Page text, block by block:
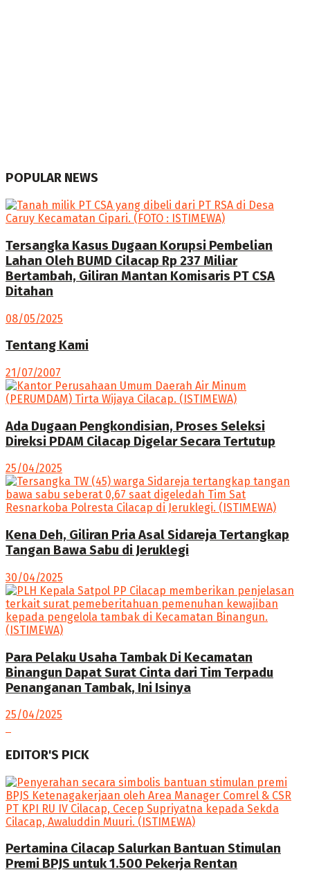
POPULAR NEWS
Tersangka Kasus Dugaan Korupsi Pembelian
Lahan Oleh BUMD Cilacap Rp 237 Miliar
Bertambah, Giliran Mantan Komisaris PT CSA
Ditahan
08/05/2025
Tentang Kami
21/07/2007
Ada Dugaan Pengkondisian, Proses Seleksi
Direksi PDAM Cilacap Digelar Secara Tertutup
25/04/2025
Kena Deh, Giliran Pria Asal Sidareja Tertangkap
Tangan Bawa Sabu di Jeruklegi
30/04/2025
Para Pelaku Usaha Tambak Di Kecamatan
Binangun Dapat Surat Cinta dari Tim Terpadu
Penanganan Tambak, Ini Isinya
25/04/2025
EDITOR'S PICK
Pertamina Cilacap Salurkan Bantuan Stimulan
Premi BPJS untuk 1.500 Pekerja Rentan